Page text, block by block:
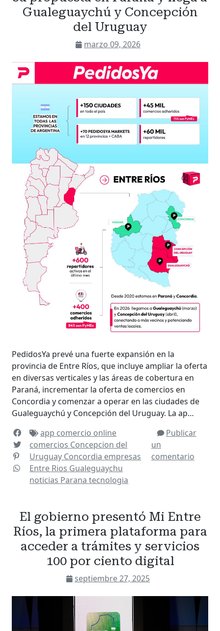
Gualeguaychú y Concepción
del Uruguay
marzo 09, 2026
PedidosYa prevé una fuerte expansión en la
provincia de Entre Ríos, que incluye ampliar la oferta
en diversas verticales y las áreas de cobertura en
Paraná, incrementar la oferta de comercios en
Concordia y comenzar a operar en las ciudades de
Gualeguaychú y Concepción del Uruguay. La ap…
app comercio online
comercios Concepcion del
Uruguay Concordia empresas
Entre Rios Gualeguaychu
noticias Paranatecnologia
Publicar
un
comentario
El gobierno presentó Mi Entre
Ríos, la primera plataforma para
acceder a trámites y servicios
100 por ciento digital
septiembre 27, 2025